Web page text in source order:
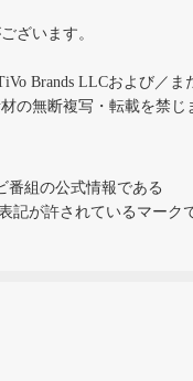
ざいます。
Brands LLCおよび／
の無断複写・転載を禁じ
番組の公式情報である
記が許されているマーク